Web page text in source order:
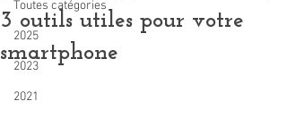
Toutes catégories
2025
2023
2021
3 outils utiles pour votre
smartphone